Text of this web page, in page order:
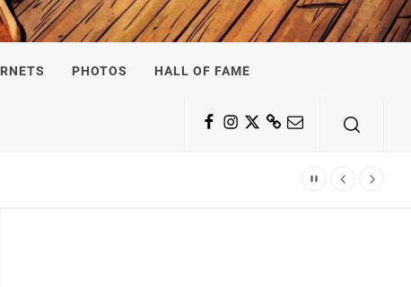
PHOTOS HALL OF FAME
Facebook
Instagram
TwitterSubstack
Email